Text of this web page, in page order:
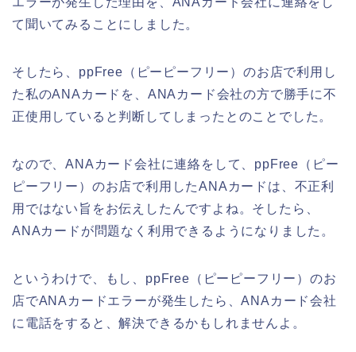
て聞いてみることにしました。
そしたら、ppFree（ピーピーフリー）のお店で利用し
た私のANAカードを、ANAカード会社の方で勝手に不
正使用していると判断してしまったとのことでした。
なので、ANAカード会社に連絡をして、ppFree（ピー
ピーフリー）のお店で利用したANAカードは、不正利
用ではない旨をお伝えしたんですよね。そしたら、
ANAカードが問題なく利用できるようになりました。
というわけで、もし、ppFree（ピーピーフリー）のお
店でANAカードエラーが発生したら、ANAカード会社
に電話をすると、解決できるかもしれませんよ。